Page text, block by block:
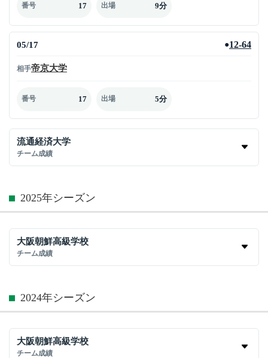
番号 17 出場 9分
05/17 ●12-64
相手帝京大学
番号 17 出場 5分
流通経済大学
チーム成績
2025年シーズン
大阪朝鮮高級学校
チーム成績
2024年シーズン
大阪朝鮮高級学校
チーム成績